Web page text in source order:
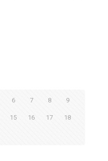
6 7 8 9
15 16 17 18